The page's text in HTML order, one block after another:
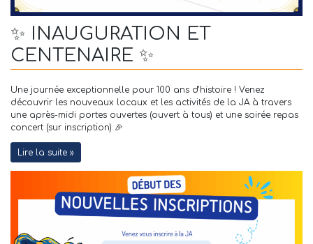
✨ INAUGURATION ET
CENTENAIRE ✨
Une journée exceptionnelle pour 100 ans d’histoire ! Venez
découvrir les nouveaux locaux et les activités de la JA à travers
une après-midi portes ouvertes (ouvert à tous) et une soirée repas
concert (sur inscription) 🎉
Lire la suite »